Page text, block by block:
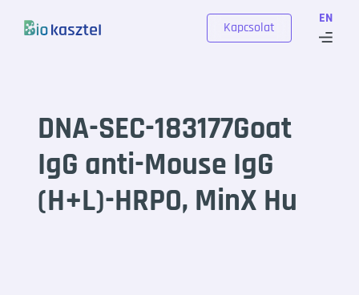
EN
Kapcsolat
DNA-SEC-183177Goat
IgG anti-Mouse IgG
(H+L)-HRPO, MinX Hu